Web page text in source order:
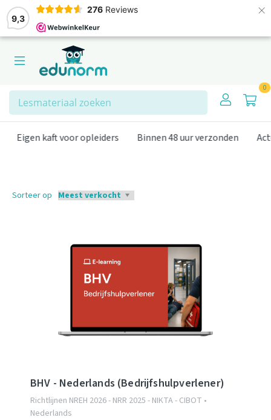
9,3
276 Reviews ×
Zoeken 0
Eigen kaft voor opleiders Binnen 48 uur verzonden
Sorteer op
BHV - Nederlands (Bedrijfshulpverlener)
Richtlijnen NREH 2026 - NRR 2025 - NIKTA - CIBOT •
Nederlands